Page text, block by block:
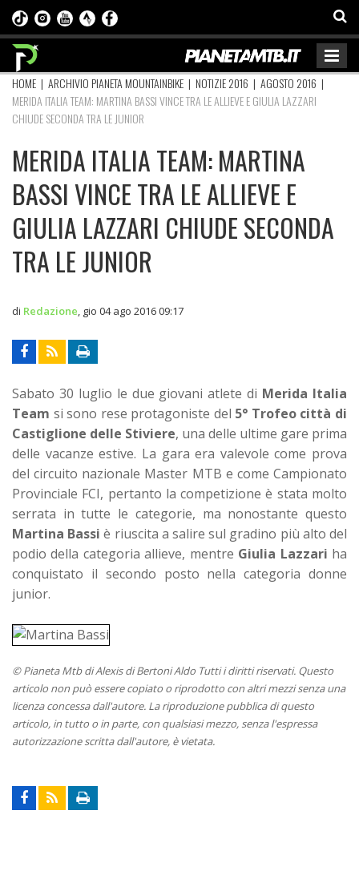
HOME | ARCHIVIO PIANETA MOUNTAINBIKE | NOTIZIE 2016 | AGOSTO 2016 |
MERIDA ITALIA TEAM: MARTINA BASSI VINCE TRA LE ALLIEVE E GIULIA LAZZARI
CHIUDE SECONDA TRA LE JUNIOR
MERIDA ITALIA TEAM: MARTINA
BASSI VINCE TRA LE ALLIEVE E
GIULIA LAZZARI CHIUDE SECONDA
TRA LE JUNIOR
di Redazione gio 04 ago 2016 09:17
Sabato 30 luglio le due giovani atlete di Merida Italia
Team si sono rese protagoniste del 5° Trofeo città di
Castiglione delle Stiviere, una delle ultime gare prima
delle vacanze estive. La gara era valevole come prova
del circuito nazionale Master MTB e come Campionato
Provinciale FCI, pertanto la competizione è stata molto
serrata in tutte le categorie, ma nonostante questo
Martina Bassiè riuscita a salire sul gradino più alto del
podio della categoria allieve, mentre Giulia Lazzari ha
conquistato il secondo posto nella categoria donne
junior.
© Pianeta Mtb di Alexis di Bertoni Aldo Tutti i diritti riservati. Questo
articolo non può essere copiato o riprodotto con altri mezzi senza una
licenza concessa dall'autore. La riproduzione pubblica di questo
articolo, in tutto o in parte, con qualsiasi mezzo, senza l'espressa
autorizzazione scritta dall'autore, è vietata.